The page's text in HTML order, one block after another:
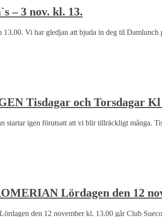
– 3 nov. kl. 13.
Vi har gledjan att bjuda in deg til
Tisdagar och Torsdagar Kl
igen förutsatt att vi blir tillräckligt många.
Lördagen den 12
den 12 november kl. 13.00 går Club